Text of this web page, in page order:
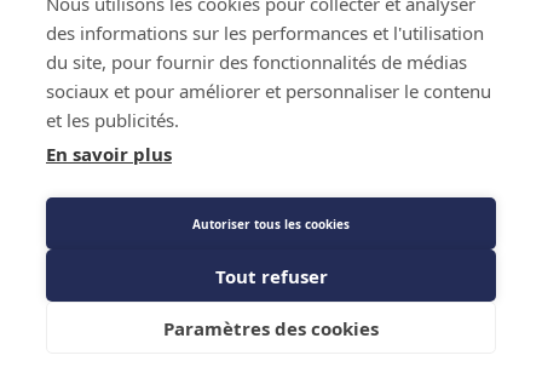
Caractéristiques techniques
Ajouter au panier
des informations sur les performances et l'utilisation
du site, pour fournir des fonctionnalités de médias
sociaux et pour améliorer et personnaliser le contenu
et les publicités.
En savoir plus
Autoriser tous les cookies
Tout refuser
Paramètres des cookies